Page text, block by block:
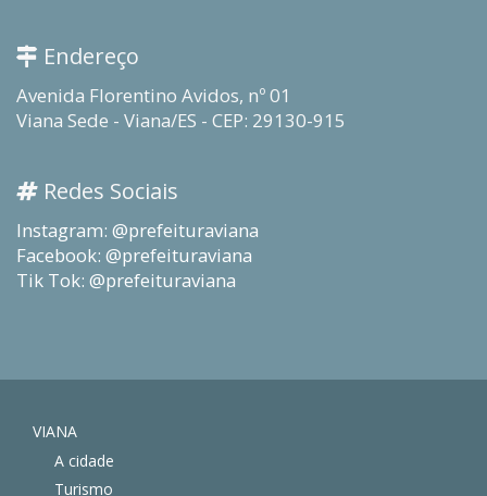
Endereço
Avenida Florentino Avidos, nº 01
Viana Sede - Viana/ES - CEP: 29130-915
Redes Sociais
Instagram: @prefeituraviana
Facebook: @prefeituraviana
Tik Tok: @prefeituraviana
VIANA
A cidade
Turismo